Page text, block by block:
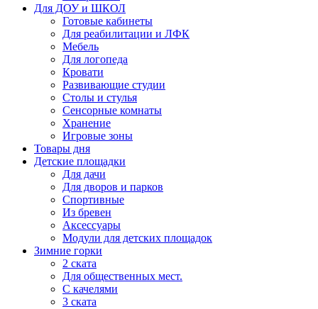
Для ДОУ и ШКОЛ
Готовые кабинеты
Для реабилитации и ЛФК
Мебель
Для логопеда
Кровати
Развивающие студии
Столы и стулья
Сенсорные комнаты
Хранение
Игровые зоны
Товары дня
Детские площадки
Для дачи
Для дворов и парков
Спортивные
Из бревен
Аксессуары
Модули для детских площадок
Зимние горки
2 ската
Для общественных мест.
С качелями
3 ската